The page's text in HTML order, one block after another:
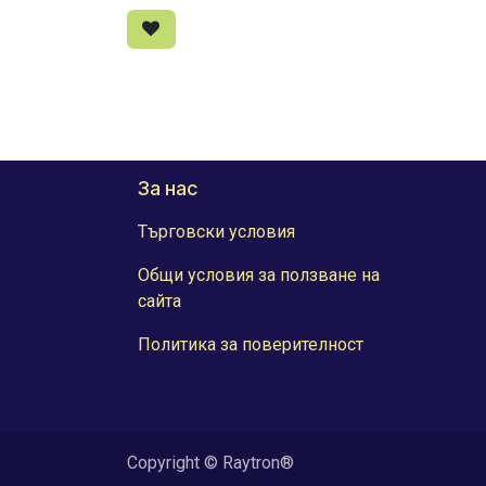
За нас
Търговски условия
Общи условия за ползване на
сайта
Политика за поверителност
Copyright © Raytron®